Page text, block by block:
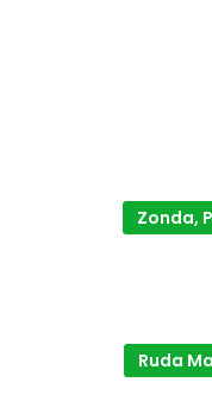
Zonda,
Ruda